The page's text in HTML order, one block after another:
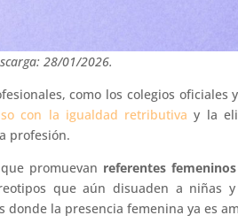
28/01/2026.
como los colegios oficiales
con la igualdad retributiva y la
profesión.
promuevan referentes
que aún disuaden a niñas
la presencia femenina ya es